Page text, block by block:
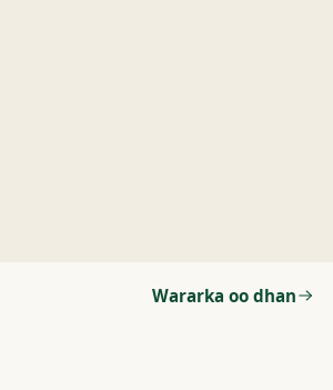
Wararka oo dhan